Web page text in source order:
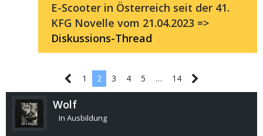
E-Scooter in Österreich seit der 41.
KFG Novelle vom 21.04.2023 =>
Diskussions-Thread
1 2 3 4 5 … 14
Wolf
In Ausbildung